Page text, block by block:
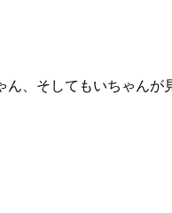
、そしてもいちゃんが